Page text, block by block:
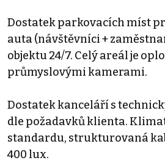
Dostatek parkovacích míst
auta (návštěvníci +
objektu 24/7. Celý areál je
průmyslovými kamerami.
Dostatek kanceláří s
dle požadavků klienta.
standardu, strukturovaná
400 lux.